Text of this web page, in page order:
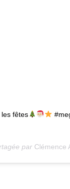
fêtes
par Clémence